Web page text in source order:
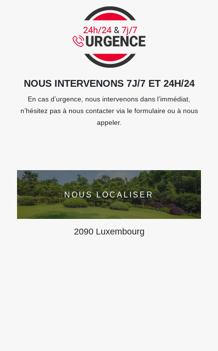
NOUS INTERVENONS 7J/7 ET 24H/24
En cas d’urgence, nous intervenons dans l’immédiat,
n’hésitez pas à nous contacter via le formulaire ou à nous
appeler.
NOUS LOCALISER
2090 Luxembourg